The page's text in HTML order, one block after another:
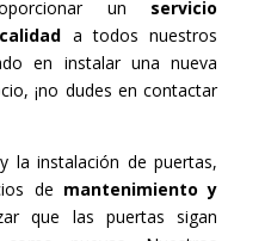
un servicio
a todos nuestros
en instalar una nueva
¡no dudes en contactar
la instalación de puertas,
de mantenimiento y
que las puertas sigan